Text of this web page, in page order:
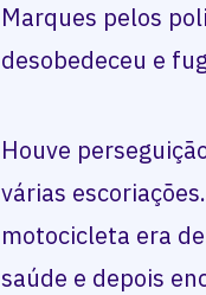
Marques pelos
desobedeceu e
Houve
várias
motocicleta era
saúde e depois